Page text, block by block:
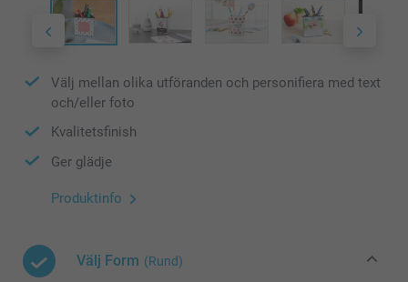
Välj mellan olika utföranden och personifiera med text
och/eller foto
Kvalitetsfinish
Ger glädje
Produktinfo
Välj Form (Rund)